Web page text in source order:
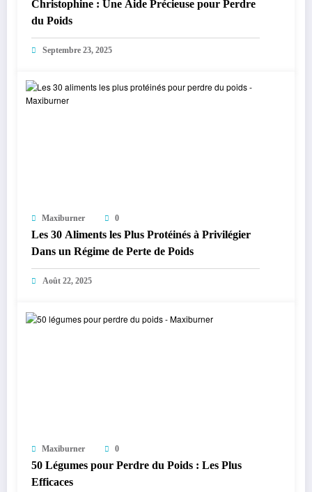
Christophine : Une Aide Précieuse pour Perdre
du Poids
Septembre 23, 2025
Maxiburner 0
Les 30 Aliments les Plus Protéinés à Privilégier
Dans un Régime de Perte de Poids
Août 22, 2025
Maxiburner 0
50 Légumes pour Perdre du Poids : Les Plus
Efficaces